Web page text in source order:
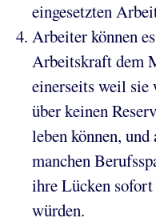
eingesetzten
Arbeiter können
Arbeitskraft dem
einerseits weil sie
über keinen
leben können,
manchen
ihre Lücken
würden.